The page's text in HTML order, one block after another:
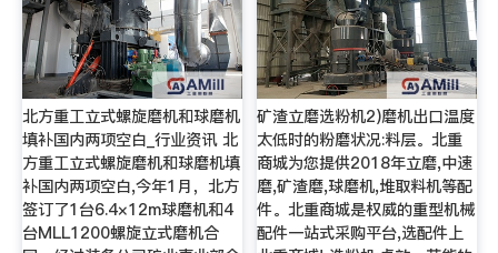
北方重工立式螺旋磨机和球磨机
填补国内两项空白_行业资讯 北
方重工立式螺旋磨机和球磨机填
补国内两项空白,今年1月，北方
签订了1台6.4×12m球磨机和4
台MLL1200螺旋立式磨机合
矿渣立磨选粉机2)磨机出口温度
太低时的粉磨状况:料层。北重
商城为您提供2018年立磨,中速
磨,矿渣磨,球磨机,堆取料机等配
件。北重商城是权威的重型机械
配件一站式采购平台,选配件上